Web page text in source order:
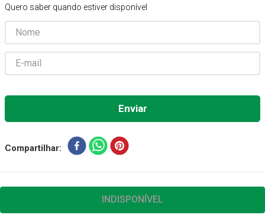
Quero saber quando estiver disponível
Compartilhar
INDISPONÍVEL
Aparelho Pressão
7º
8º Gaze Esteril
9º Gaze
10º Cadeira Banho